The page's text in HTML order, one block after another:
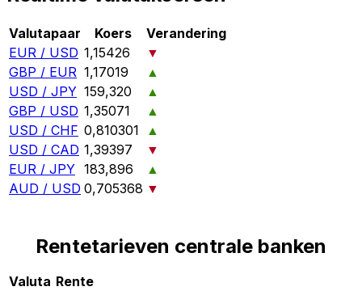
Valutapaar Koers
Verandering
EUR / USD 1,15426
▼
GBP / EUR 1,17019
▲
USD / JPY 159,320
▲
GBP / USD 1,35071
▲
USD / CHF 0,810301
▲
USD / CAD 1,39397
▼
EUR / JPY 183,896
▲
AUD / USD 0,705368 ▼
Rentetarieven centrale banken
Valuta Rente